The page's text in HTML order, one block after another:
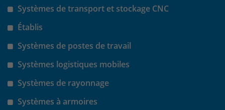
Systèmes de transport et stockage CNC
Établis
Systèmes de postes de travail
Systèmes logistiques mobiles
Systèmes de rayonnage
Systèmes à armoires